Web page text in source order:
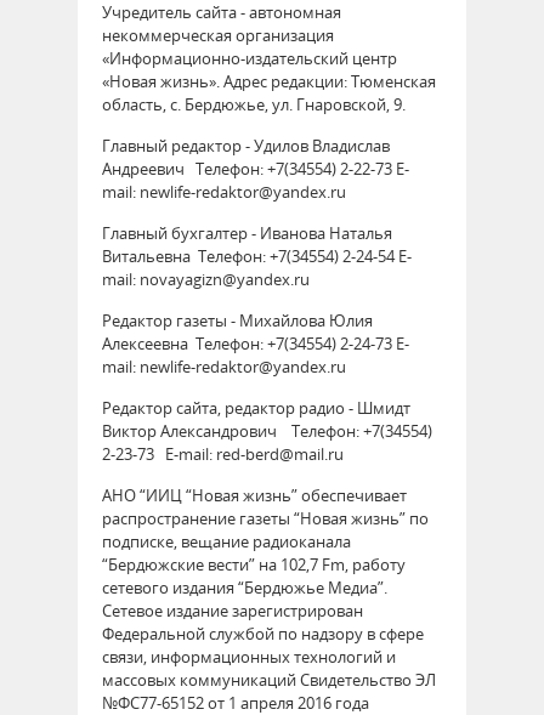
Учредитель сайта - автономная
некоммерческая организация
«Информационно-издательский центр
«Новая жизнь». Адрес редакции: Тюменская
область, с. Бердюжье, ул. Гнаровской, 9.
Главный редактор - Удилов Владислав
Андреевич Телефон: +7(34554) 2-22-73 E-
mail: newlife-redaktor@yandex.ru
Главный бухгалтер - Иванова Наталья
Витальевна Телефон: +7(34554) 2-24-54 E-
mail: novayagizn@yandex.ru
Редактор газеты - Михайлова Юлия
Алексеевна Телефон: +7(34554) 2-24-73 E-
mail: newlife-redaktor@yandex.ru
Редактор сайта, редактор радио - Шмидт
Виктор Александрович Телефон: +7(34554)
2-23-73 E-mail: red-berd@mail.ru
АНО “ИИЦ “Новая жизнь” обеспечивает
распространение газеты “Новая жизнь” по
подписке, вещание радиоканала
“Бердюжские вести” на 102,7 Fm, работу
сетевого издания “Бердюжье Медиа”.
Сетевое издание зарегистрирован
Федеральной службой по надзору в сфере
связи, информационных технологий и
массовых коммуникаций Свидетельство ЭЛ
№ФС77-65152 от 1 апреля 2016 года